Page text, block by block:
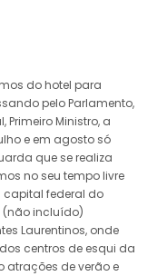
do hotel para
pelo Parlamento,
Primeiro Ministro, a
e em agosto só
que se realiza
no seu tempo livre
capital federal do
(não incluído)
Laurentinos, onde
centros de esqui da
atrações de verão e